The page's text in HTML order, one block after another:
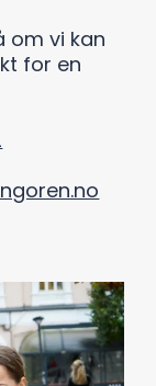
om vi kan
for en